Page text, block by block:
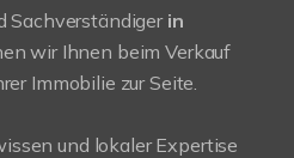
Sachverständigerin
wir Ihnen beim Verkauf
Immobilie zur Seite.
und lokaler Expertise